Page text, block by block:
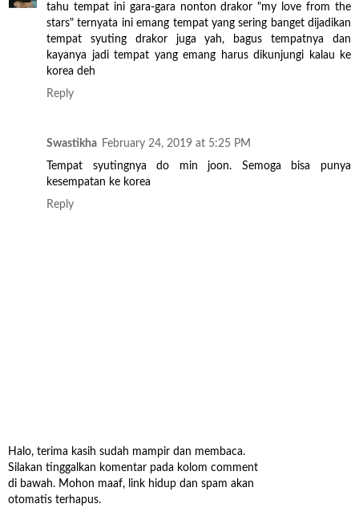
tahu tempat ini gara-gara nonton drakor "my love from the
stars" ternyata ini emang tempat yang sering banget dijadikan
tempat syuting drakor juga yah, bagus tempatnya dan
kayanya jadi tempat yang emang harus dikunjungi kalau ke
korea deh
Reply
Swastikha February 24, 2019 at 5:25 PM
Tempat syutingnya do min joon. Semoga bisa punya
kesempatan ke korea
Reply
Halo, terima kasih sudah mampir dan membaca.
Silakan tinggalkan komentar pada kolom comment
di bawah. Mohon maaf, link hidup dan spam akan
otomatis terhapus.